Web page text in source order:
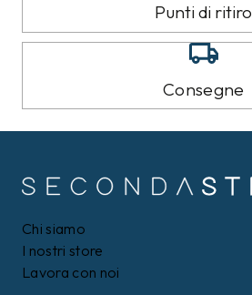
Punti di ritiro
Consegne
Chi siamo
I nostri store
Lavora con noi